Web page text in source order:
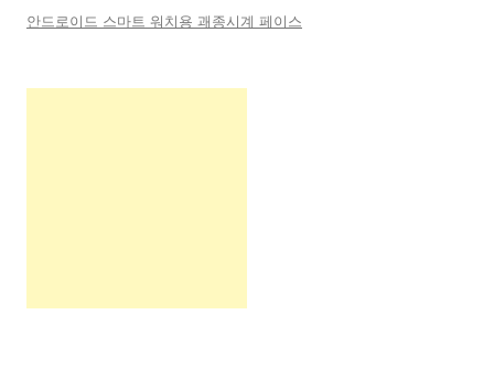
안드로이드 스마트 워치용 괘종시계 페이스